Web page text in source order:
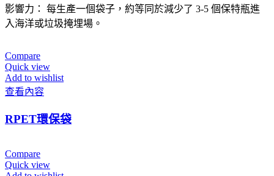
影響力： 每生產一個袋子，約等同於減少了 3-5 個保特瓶進
入海洋或垃圾掩埋場。
Compare
Quick view
Add to wishlist
查看內容
RPET環保袋
Compare
Quick view